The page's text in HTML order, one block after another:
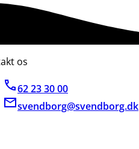
os
62 23 30 00
svendborg@svendborg.dk